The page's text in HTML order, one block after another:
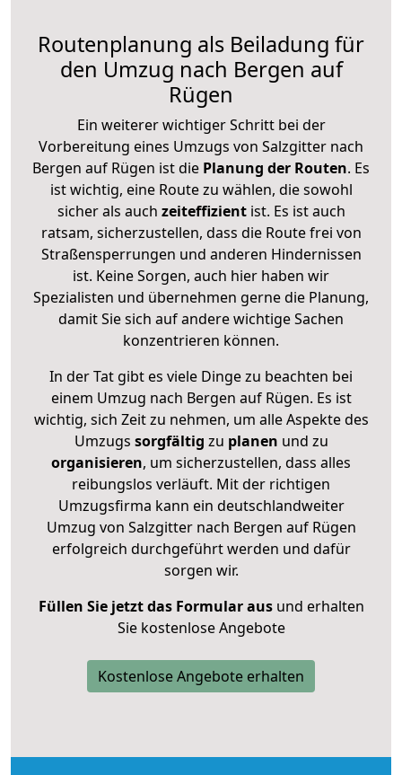
Routenplanung als Beiladung für
den Umzug nach Bergen auf
Rügen
Ein weiterer wichtiger Schritt bei der
Vorbereitung eines Umzugs von Salzgitter nach
Bergen auf Rügen ist die Planung der Routen. Es
ist wichtig, eine Route zu wählen, die sowohl
sicher als auch zeiteffizientist. Es ist auch
ratsam, sicherzustellen, dass die Route frei von
Straßensperrungen und anderen Hindernissen
ist. Keine Sorgen, auch hier haben wir
Spezialisten und übernehmen gerne die Planung,
damit Sie sich auf andere wichtige Sachen
konzentrieren können.
In der Tat gibt es viele Dinge zu beachten bei
einem Umzug nach Bergen auf Rügen. Es ist
wichtig, sich Zeit zu nehmen, um alle Aspekte des
Umzugs sorgfältig zu planen und zu
organisieren, um sicherzustellen, dass alles
reibungslos verläuft. Mit der richtigen
Umzugsfirma kann ein deutschlandweiter
Umzug von Salzgitter nach Bergen auf Rügen
erfolgreich durchgeführt werden und dafür
sorgen wir.
Füllen Sie jetzt das Formular ausund erhalten
Sie kostenlose Angebote
Kostenlose Angebote erhalten